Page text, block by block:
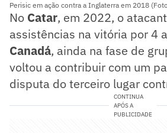
Perisic em ação contra a Inglaterra em 2018
No Catar, em 2022, o
assistências na vitória por 4
Canadá, ainda na fase de
voltou a contribuir com um
disputa do terceiro lugar
CONTINUA
APÓS A
PUBLICIDADE